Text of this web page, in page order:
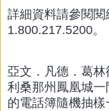
詳細資料請參閱
1.800.217.5200。
亞文．凡德．葛
利桑那州鳳凰城
的電話簿隨機抽